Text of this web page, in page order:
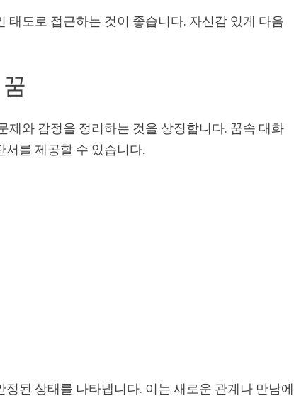
도로 접근하는 것이 좋습니다. 자신감 있게 다음
제와 감정을 정리하는 것을 상징합니다. 꿈속 대화
를 제공할 수 있습니다.
된 상태를 나타냅니다. 이는 새로운 관계나 만남에